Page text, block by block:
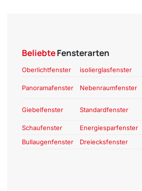
BeliebteFensterarten
Oberlichtfenster isolierglasfenster
Panoramafenster Nebenraumfenster
Giebelfenster Standardfenster
Schaufenster Energiesparfenster
Bullaugenfenster
Dreiecksfenster